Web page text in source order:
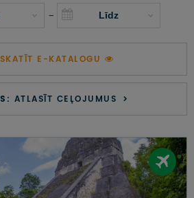
KLIENTA LĪGUMS,
-
E-KATALOGU
ATLASĪT CEĻOJUMUS